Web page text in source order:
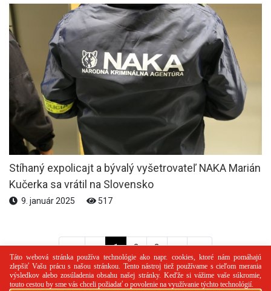
Stíhaný expolicajt a bývalý vyšetrovateľ NAKA Marián
Kučerka sa vrátil na Slovensko
9. január 2025 517
<< < 1 2 3 > >>